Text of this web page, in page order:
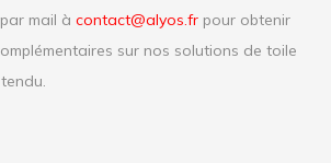
mail à contact@alyos.fr pour obtenir
sur nos solutions de toile